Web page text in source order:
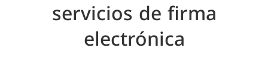
servicios de firma
electrónica